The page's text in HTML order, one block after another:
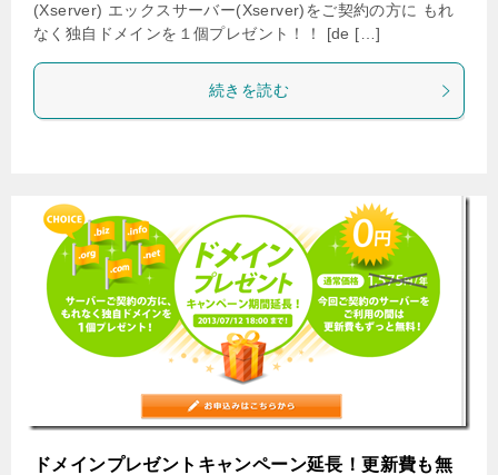
(Xserver) エックスサーバー(Xserver)をご契約の方に もれ
なく独自ドメインを１個プレゼント！！ [de […]
続きを読む
ドメインプレゼントキャンペーン延長！更新費も無